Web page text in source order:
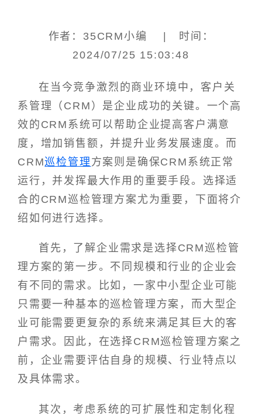
作者：35CRM小编 | 时间：
2024/07/25 15:03:48
在当今竞争激烈的商业环境中，客户关
系管理（CRM）是企业成功的关键。一个高
效的CRM系统可以帮助企业提高客户满意
度，增加销售额，并提升业务发展速度。而
CRM巡检管理 方案则是确保CRM系统正常
运行，并发挥最大作用的重要手段。选择适
合的CRM巡检管理方案尤为重要，下面将介
绍如何进行选择。
首先，了解企业需求是选择CRM巡检管
理方案的第一步。不同规模和行业的企业会
有不同的需求。比如，一家中小型企业可能
只需要一种基本的巡检管理方案，而大型企
业可能需要更复杂的系统来满足其巨大的客
户需求。因此，在选择CRM巡检管理方案之
前，企业需要评估自身的规模、行业特点以
及具体需求。
其次，考虑系统的可扩展性和定制化程